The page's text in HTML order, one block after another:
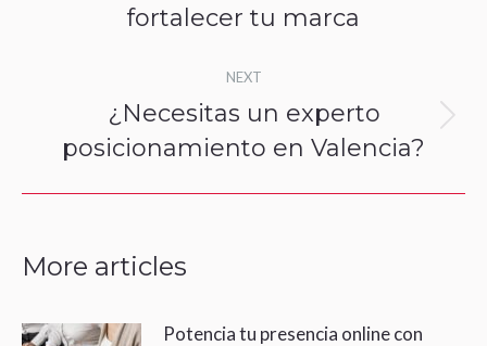
post:
fortalecer tu marca
NEXT
post:
¿Necesitas un experto
posicionamiento en Valencia?
More articles
Potencia tu presencia online con